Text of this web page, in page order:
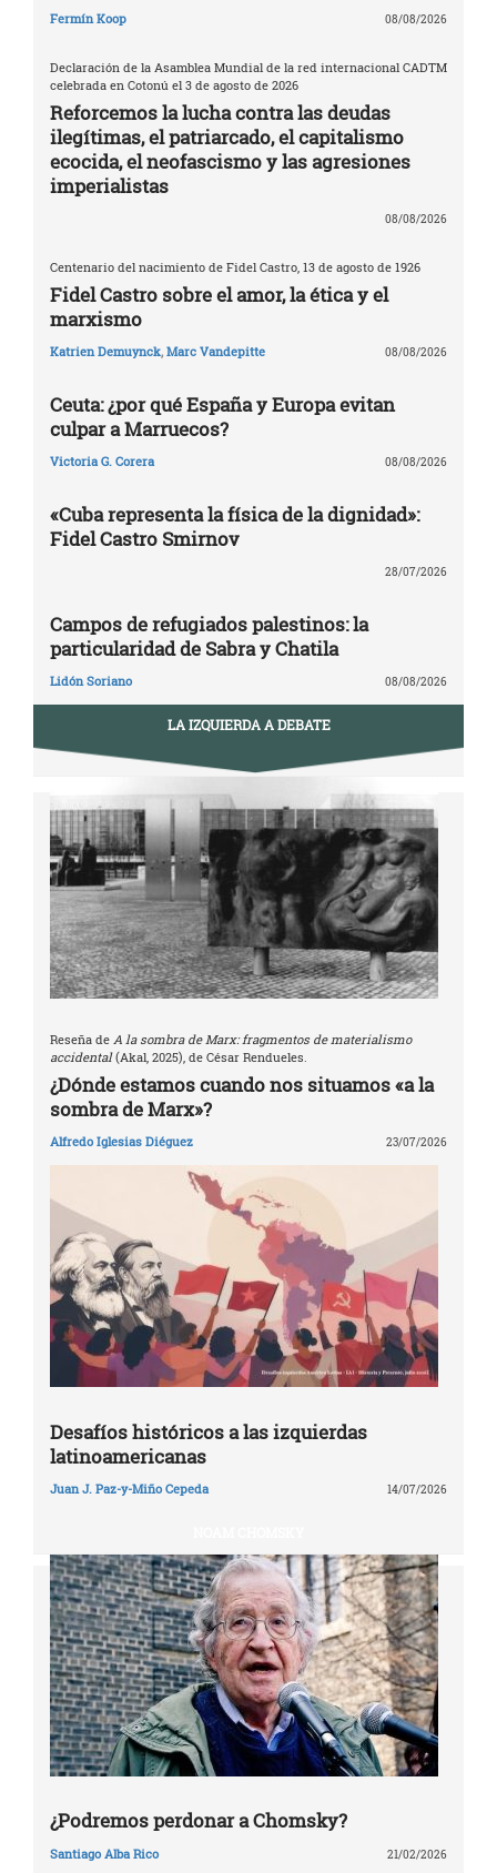
Fermín Koop 08/08/2026
Declaración de la Asamblea Mundial de la red internacional CADTM
celebrada en Cotonú el 3 de agosto de 2026
Reforcemos la lucha contra las deudas
ilegítimas, el patriarcado, el capitalismo
ecocida, el neofascismo y las agresiones
imperialistas
08/08/2026
Centenario del nacimiento de Fidel Castro, 13 de agosto de 1926
Fidel Castro sobre el amor, la ética y el
marxismo
Katrien Demuynck, Marc Vandepitte 08/08/2026
Ceuta: ¿por qué España y Europa evitan
culpar a Marruecos?
Victoria G. Corera 08/08/2026
«Cuba representa la física de la dignidad»:
Fidel Castro Smirnov
28/07/2026
Campos de refugiados palestinos: la
particularidad de Sabra y Chatila
Lidón Soriano 08/08/2026
LA IZQUIERDA A DEBATE
Reseña de A la sombra de Marx: fragmentos de materialismo
accidental(Akal, 2025), de César Rendueles.
¿Dónde estamos cuando nos situamos «a la
sombra de Marx»?
Alfredo Iglesias Diéguez 23/07/2026
Desafíos históricos a las izquierdas
latinoamericanas
Juan J. Paz-y-Miño Cepeda 14/07/2026
¿Podremos perdonar a Chomsky?
Santiago Alba Rico 21/02/2026